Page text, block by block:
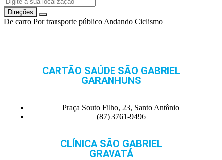
Direções
De carro Por transporte público Andando Ciclismo
CARTÃO SAÚDE SÃO GABRIEL
GARANHUNS
Praça Souto Filho, 23, Santo Antônio
(87) 3761-9496
CLÍNICA SÃO GABRIEL
GRAVATÁ